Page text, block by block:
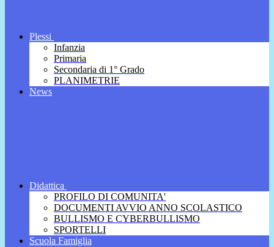
Plessi
Infanzia
Primaria
Secondaria di 1° Grado
PLANIMETRIE
News
Didattica
PROFILO DI COMUNITA'
DOCUMENTI AVVIO ANNO SCOLASTICO
BULLISMO E CYBERBULLISMO
SPORTELLI
Scuola Famiglia